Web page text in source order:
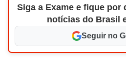
Siga a Exame e fique por
notícias do Brasil
Seguir no